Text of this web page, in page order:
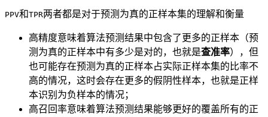
PPV和TPR两者都是对于预测为真的正样本集的理解和衡量
高精度意味着算法预测结果中包含了更多的正样本（预
测为真的正样本中有多少是对的，也就是查准率），但
也可能存在预测为真的正样本占实际正样本集的比率不
高的情况，这时会存在更多的假阴性样本，也就是正样
本识别为负样本的情况；
高召回率意味着算法预测结果能够更好的覆盖所有的正